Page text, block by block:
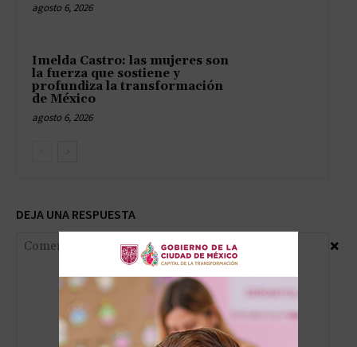
agosto 6, 2026
Imelda Castro: las mujeres son
la fuerza que sostiene y
profundiza la transformación
de México
agosto 6, 2026
DEJA UNA RESPUESTA
×